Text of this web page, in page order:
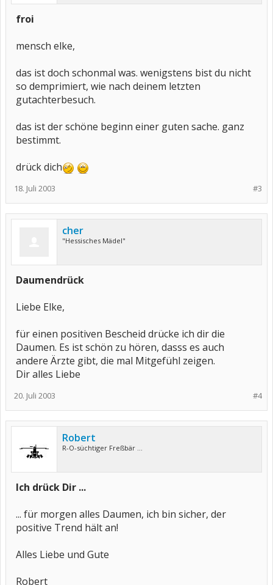
froi
mensch elke,
das ist doch schonmal was. wenigstens bist du nicht
so demprimiert, wie nach deinem letzten
gutachterbesuch.
das ist der schöne beginn einer guten sache. ganz
bestimmt.
drück dich
#3
18. Juli 2003
cher
"Hessisches Mädel"
Daumendrück
Liebe Elke,
für einen positiven Bescheid drücke ich dir die
Daumen. Es ist schön zu hören, dasss es auch
andere Ärzte gibt, die mal Mitgefühl zeigen.
Dir alles Liebe
#4
20. Juli 2003
Robert
R-O-süchtiger Freßbär ...
Ich drück Dir ...
... für morgen alles Daumen, ich bin sicher, der
positive Trend hält an!
Alles Liebe und Gute
Robert